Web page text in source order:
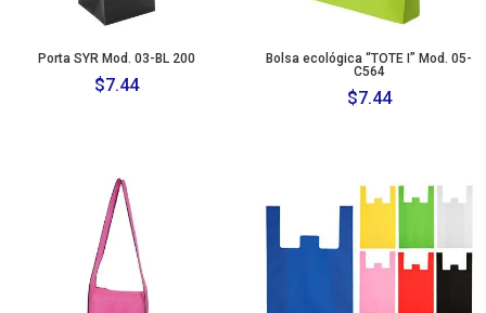
Porta SYR Mod. 03-BL 200
$7.44
Bolsa ecológica “TOTE I” Mod. 05-
C564
$7.44